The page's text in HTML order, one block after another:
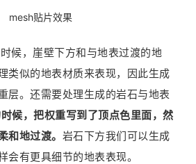
mesh贴片效果
候，崖壁下方和与地表过渡的地
类似的地表材质来表现，因此生成
层。还需要处理生成的岩石与地表
候，把权重写到了顶点色里面，然
和地过渡。 岩石下方我们可以生成
会有更具细节的地表表现。